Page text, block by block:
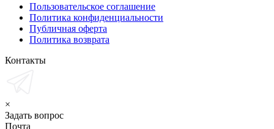
Пользовательское соглашение
Политика конфиденциальности
Публичная оферта
Политика возврата
Контакты
×
Задать вопрос
Почта